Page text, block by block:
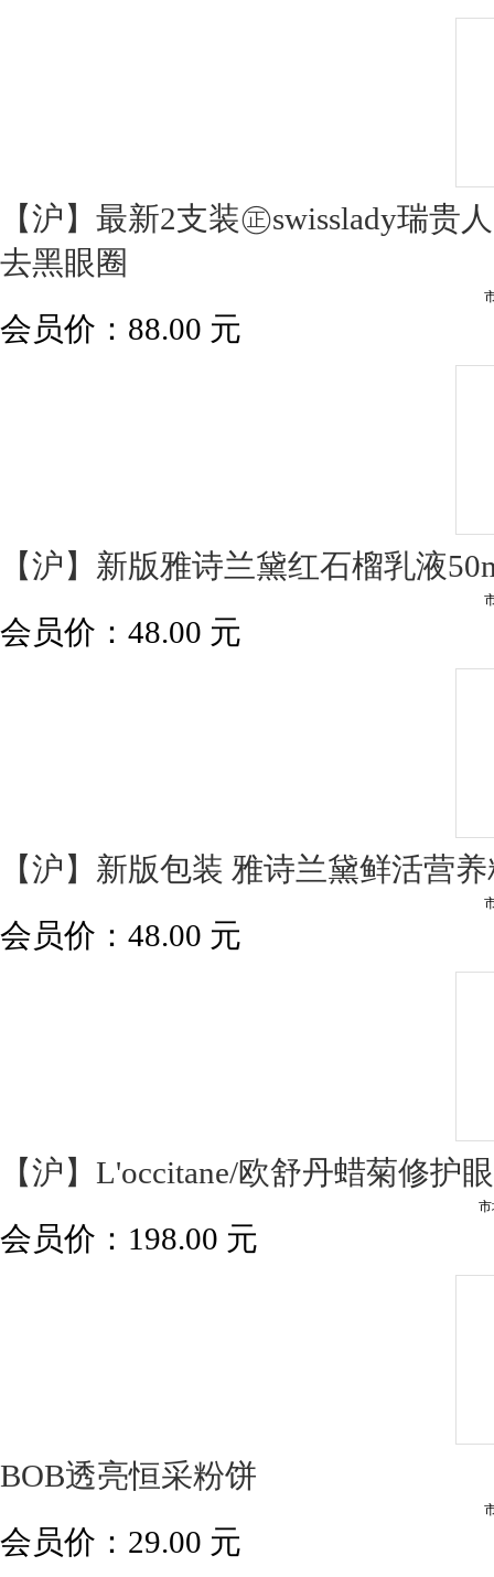
【沪】最新2支装㊣swisslady瑞贵
去黑眼圈
会员价： 88.00 元
【沪】新版雅诗兰黛红石榴乳液
会员价： 48.00 元
【沪】新版包装 雅诗兰黛鲜活营
会员价： 48.00 元
【沪】L'occitane/欧舒丹蜡菊修护
会员价： 198.00 元
BOB透亮恒采粉饼
会员价： 29.00 元